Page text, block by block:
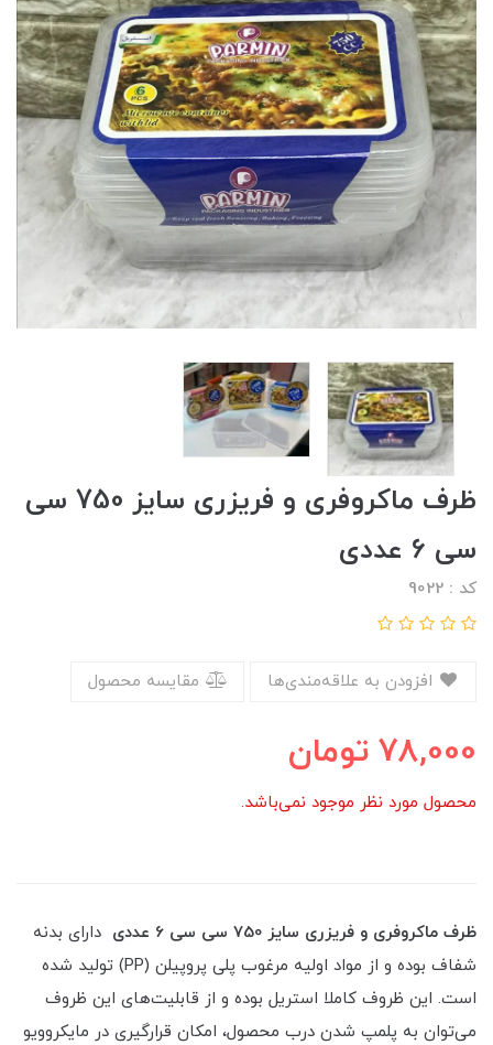
ظرف ماکروفری و فریزری سایز 750 سی
سی 6 عددی
کد : 9022
مقایسه محصول
78,000 تومان
محصول مورد نظر موجود نمی‌باشد.
ظرف ماکروفری و فریزری سایز 750 سی سی 6 عددی
دارای بدنه
شفاف بوده و از مواد اولیه مرغوب پلی پروپیلن (PP) تولید شده
است. این ظروف کاملا استریل بوده و از قابلیت‌های این ظروف
می‌توان به پلمپ شدن درب محصول، امکان قرارگیری در مایکروویو